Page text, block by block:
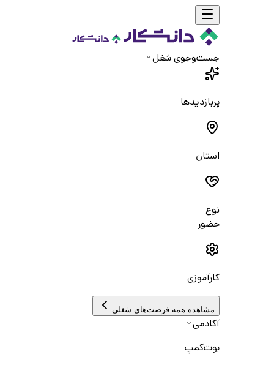
جست‌و‌جوی شغل
پربازدیدها
استان
نوع
حضور
کارآموزی
مشاهده همه فرصت‌های شغلی
آکادمی
بوت‌کمپ